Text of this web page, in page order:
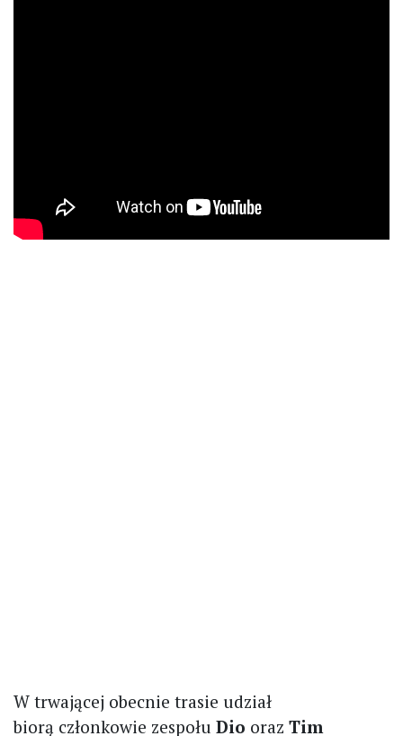
W trwającej obecnie trasie udział
biorą członkowie zespołu Dio oraz Tim